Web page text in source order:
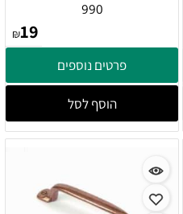
990
₪19
פרטים נוספים
הוסף לסל